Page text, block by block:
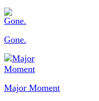
Gone.
Major Moment